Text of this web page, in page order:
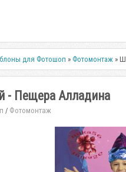
для Фотошоп » Фотомонтаж »
- Пещера Алладина
/ Фотомонтаж